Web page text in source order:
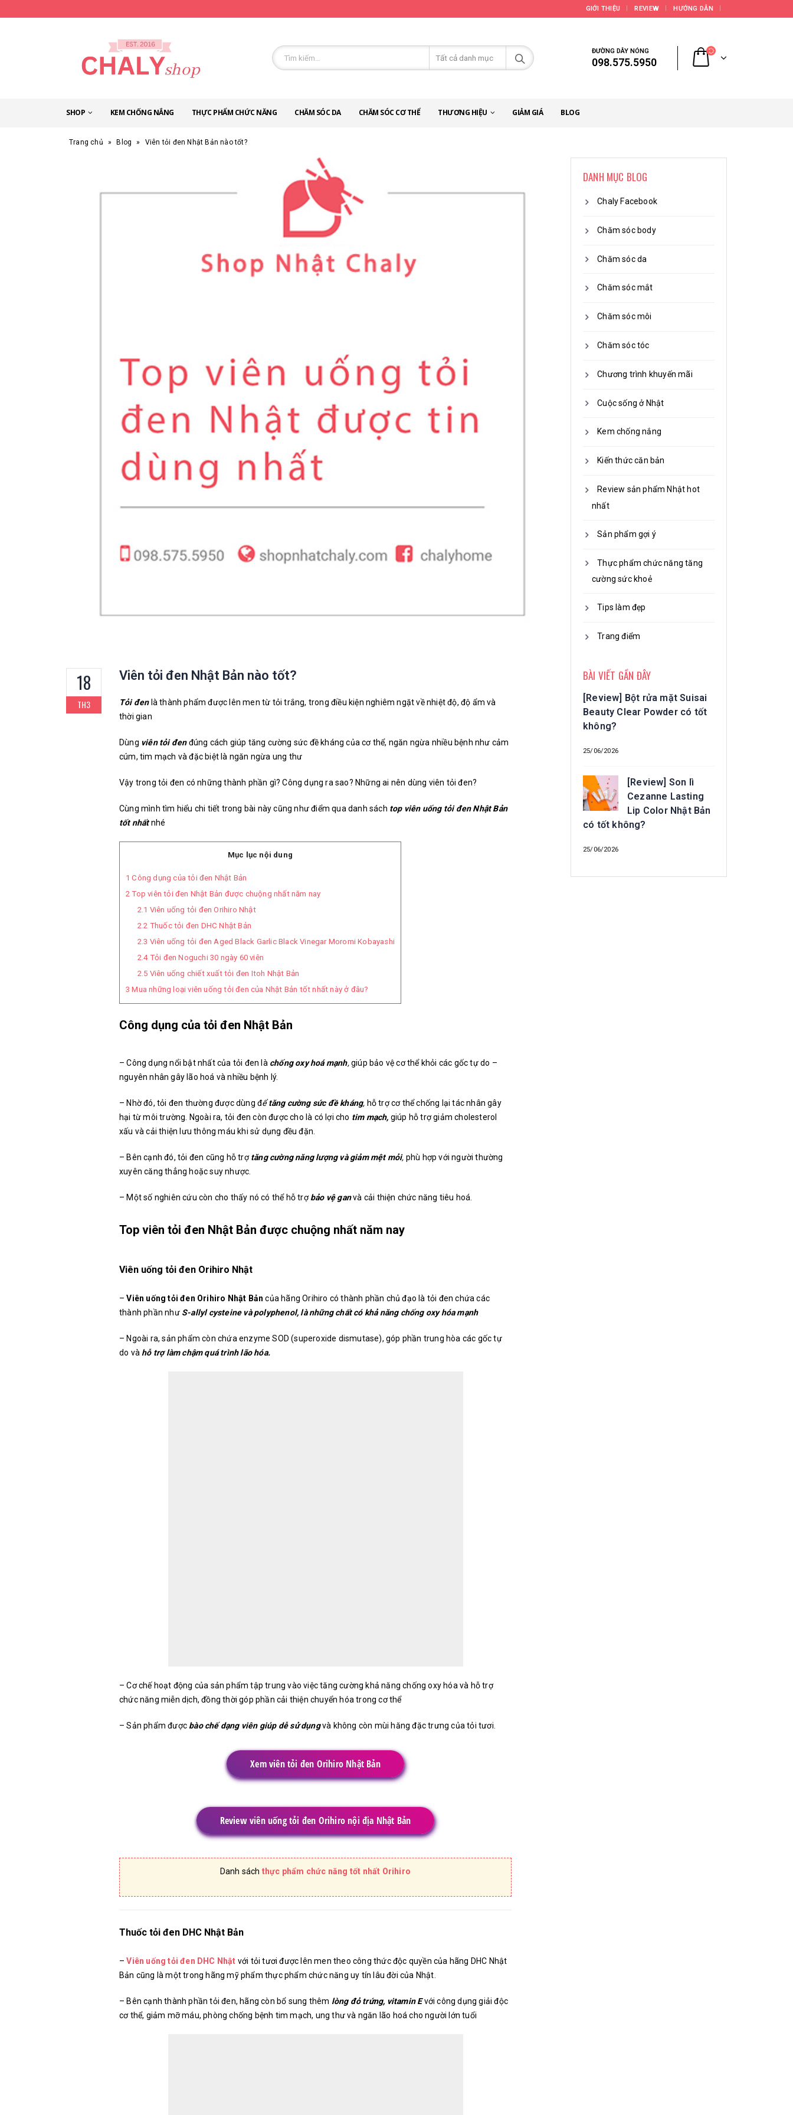
GIỚI THIỆU REVIEW HƯỚNG DẪN
ĐƯỜNG DÂY NÓNG
098.575.5950
SHOP KEM CHỐNG NẮNG THỰC PHẨM CHỨC NĂNG CHĂM SÓC DA CHĂM SÓC CƠ THỂ THƯƠNG HIỆU GIẢM GIÁ BLOG
Trang chủ » Blog » Viên tỏi đen Nhật Bản nào tốt?
18
TH3
Viên tỏi đen Nhật Bản nào tốt?
Tỏi đenlà thành phẩm được lên men từ tỏi trắng, trong điều kiện nghiêm ngặt về nhiệt độ, độ ẩm và
thời gian
Dùng viên tỏi đenđúng cách giúp tăng cường sức đề kháng của cơ thể, ngăn ngừa nhiều bệnh như cảm
cúm, tim mạch và đặc biệt là ngăn ngừa ung thư
Vậy trong tỏi đen có những thành phần gì? Công dụng ra sao? Những ai nên dùng viên tỏi đen?
Cùng mình tìm hiểu chi tiết trong bài này cũng như điểm qua danh sách top viên uống tỏi đen Nhật Bản
tốt nhấtnhé
Mục lục nội dung
1 Công dụng của tỏi đen Nhật Bản
2 Top viên tỏi đen Nhật Bản được chuộng nhất năm nay
2.1 Viên uống tỏi đen Orihiro Nhật
2.2 Thuốc tỏi đen DHC Nhật Bản
2.3 Viên uống tỏi đen Aged Black Garlic Black Vinegar Moromi Kobayashi
2.4Tỏi đen Noguchi 30 ngày 60 viên
2.5 Viên uống chiết xuất tỏi đen Itoh Nhật Bản
3 Mua những loại viên uống tỏi đen của Nhật Bản tốt nhất này ở đâu?
Công dụng của tỏi đen Nhật Bản
– Công dụng nổi bật nhất của tỏi đen là chống oxy hoá mạnh,giúp bảo vệ cơ thể khỏi các gốc tự do –
nguyên nhân gây lão hoá và nhiều bệnh lý.
– Nhờ đó, tỏi đen thường được dùng đểtăng cường sức đề kháng, hỗ trợ cơ thể chống lại tác nhân gây
hại từ môi trường. Ngoài ra, tỏi đen còn được cho là có lợi cho tim mạch, giúp hỗ trợ giảm cholesterol
xấu và cải thiện lưu thông máu khi sử dụng đều đặn.
– Bên cạnh đó, tỏi đen cũng hỗ trợtăng cường năng lượng và giảm mệt mỏi, phù hợp với người thường
xuyên căng thẳng hoặc suy nhược.
– Một số nghiên cứu còn cho thấy nó có thể hỗ trợbảo vệ gan và cải thiện chức năng tiêu hoá.
Top viên tỏi đen Nhật Bản được chuộng nhất năm nay
Viên uống tỏi đen Orihiro Nhật
–Viên uống tỏi đen Orihiro Nhật Bảncủa hãng Orihiro có thành phần chủ đạo là tỏi đen chứa các
thành phần như S-allyl cysteine và polyphenol, là những chất có khả năng chống oxy hóa mạnh
– Ngoài ra, sản phẩm còn chứa enzyme SOD (superoxide dismutase), góp phần trung hòa các gốc tự
do vàhỗ trợ làm chậm quá trình lão hóa.
– Cơ chế hoạt động của sản phẩm tập trung vào việc tăng cường khả năng chống oxy hóa và hỗ trợ
chức năng miễn dịch, đồng thời góp phần cải thiện chuyển hóa trong cơ thể
– Sản phẩm đượcbào chế dạng viên giúp dễ sử dụngvà không còn mùi hăng đặc trưng của tỏi tươi.
Xem viên tỏi đen Orihiro Nhật Bản
Review viên uống tỏi đen Orihiro nội địa Nhật Bản
Danh sách thực phẩm chức năng tốt nhất Orihiro
Thuốc tỏi đen DHC Nhật Bản
–Viên uống tỏi đen DHC Nhật với tỏi tươi được lên men theo công thức độc quyền của hãng DHC Nhật
Bản cũng là một trong hãng mỹ phẩm thực phẩm chức năng uy tín lâu đời của Nhật.
– Bên cạnh thành phần tỏi đen, hãng còn bổ sung thêm lòng đỏ trứng, vitamin Evới công dụng giải độc
cơ thể, giảm mỡ máu, phòng chống bệnh tim mạch, ung thư và ngăn lão hoá cho người lớn tuổi
DANH MỤC BLOG
Chaly Facebook
Chăm sóc body
Chăm sóc da
Chăm sóc mắt
Chăm sóc môi
Chăm sóc tóc
Chương trình khuyến mãi
Cuộc sống ở Nhật
Kem chống nắng
Kiến thức căn bản
Review sản phẩm Nhật hot
nhất
Sản phẩm gợi ý
Thực phẩm chức năng tăng
cường sức khoẻ
Tips làm đẹp
Trang điểm
BÀI VIẾT GẦN ĐÂY
[Review] Bột rửa mặt Suisai
Beauty Clear Powder có tốt
không?
25/06/2026
[Review] Son lì
Cezanne Lasting
Lip Color Nhật Bản
có tốt không?
25/06/2026